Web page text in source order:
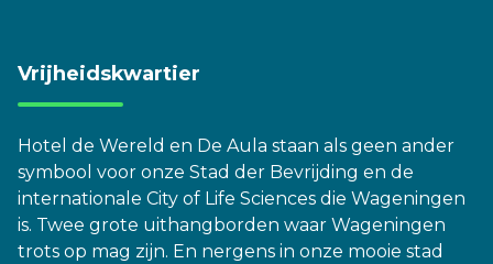
Vrijheidskwartier
Hotel de Wereld en De Aula staan als geen ander
symbool voor onze Stad der Bevrijding en de
internationale City of Life Sciences die Wageningen
is. Twee grote uithangborden waar Wageningen
trots op mag zijn. En nergens in onze mooie stad